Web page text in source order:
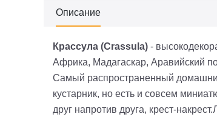
Описание
Крассула (Crassula) -
Африка, Мадагаскар, Аравийский
Самый распространенный
кустарник, но есть и совсем
друг напротив друга, крест-